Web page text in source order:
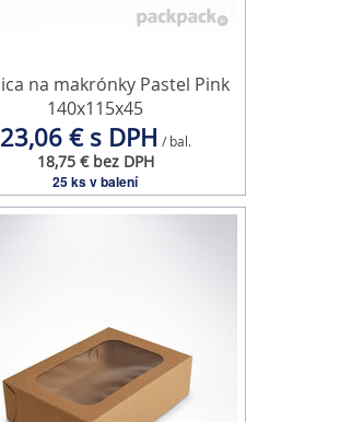
na makrónky Pastel Pink
140x115x45
23,06 € s DPH / bal.
18,75 € bez DPH
25 ks v balení